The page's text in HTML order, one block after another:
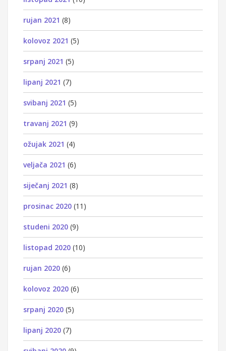
rujan 2021 (8)
kolovoz 2021 (5)
srpanj 2021 (5)
lipanj 2021 (7)
svibanj 2021 (5)
travanj 2021 (9)
ožujak 2021 (4)
veljača 2021 (6)
siječanj 2021 (8)
prosinac 2020 (11)
studeni 2020 (9)
listopad 2020 (10)
rujan 2020 (6)
kolovoz 2020 (6)
srpanj 2020 (5)
lipanj 2020 (7)